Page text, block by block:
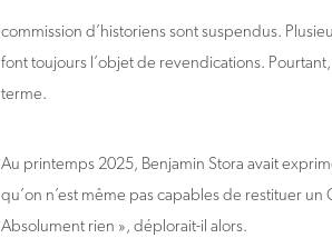
commission d’historiens sont suspendus.
font toujours l’objet de revendications.
terme.
Au printemps 2025, Benjamin Stora avait
qu’on n’est même pas capables de restituer
Absolument rien », déplorait-il alors.